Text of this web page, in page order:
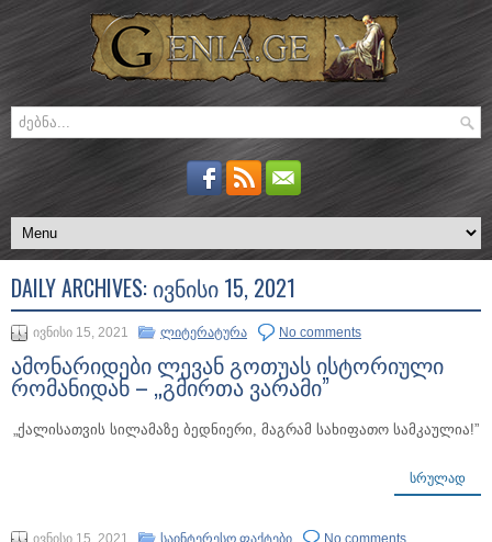
DAILY ARCHIVES: ᲘᲕᲜᲘᲡᲘ 15, 2021
ივნისი 15, 2021 ლიტერატურა No comments
ამონარიდები ლევან გოთუას ისტორიული
რომანიდან – „გმირთა ვარამი”
„ქალისათვის სილამაზე ბედნიერი, მაგრამ სახიფათო სამკაულია!”
ᲡᲠᲣᲚᲐᲓ
ივნისი 15, 2021 საინტერესო ფაქტები No comments